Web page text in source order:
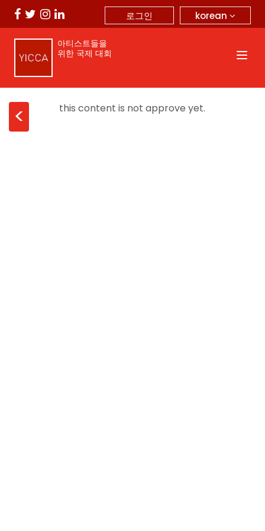
korean
로그인
아티스트들을
위한 국제 대회
< this content is not approve yet.